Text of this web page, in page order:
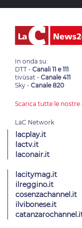
In onda su:
DTT - Canali 11 e 111
tivùsat - Canale 411
Sky - Canale 820
Scarica tutte le nostre
lacplay.it
lactv.it
laconair.it
lacitymag.it
ilreggino.it
cosenzachannel.it
ilvibonese.it